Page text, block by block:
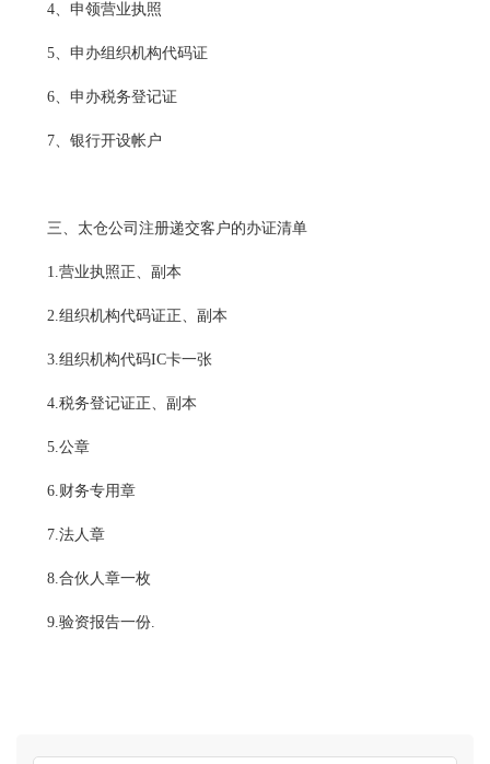
4、申领营业执照
5、申办组织机构代码证
6、申办税务登记证
7、银行开设帐户
三、太仓公司注册递交客户的办证清单
1.营业执照正、副本
2.组织机构代码证正、副本
3.组织机构代码IC卡一张
4.税务登记证正、副本
5.公章
6.财务专用章
7.法人章
8.合伙人章一枚
9.验资报告一份.